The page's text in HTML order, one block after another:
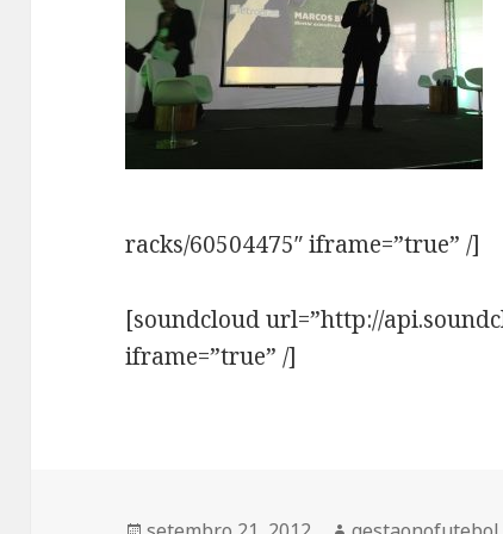
racks/60504475″ iframe=”true” /]
[soundcloud url=”http://
iframe=”true” /]